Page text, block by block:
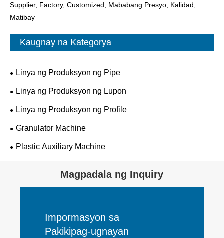
Supplier, Factory, Customized, Mababang Presyo, Kalidad,
Matibay
Kaugnay na Kategorya
Linya ng Produksyon ng Pipe
Linya ng Produksyon ng Lupon
Linya ng Produksyon ng Profile
Granulator Machine
Plastic Auxiliary Machine
Magpadala ng Inquiry
Impormasyon sa
Pakikipag-ugnayan